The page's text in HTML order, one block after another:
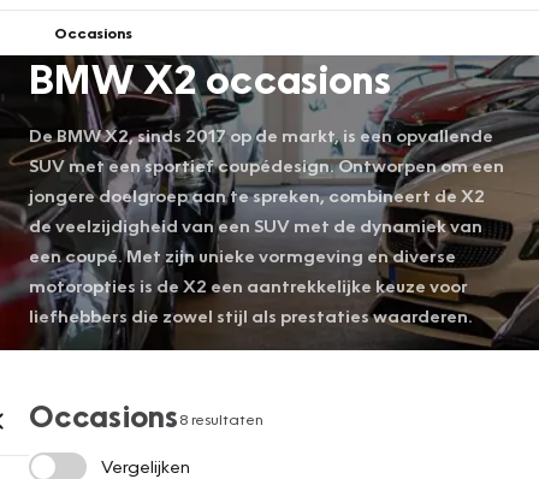
Occasions
BMW X2 occasions
De BMW X2, sinds 2017 op de markt, is een opvallende
SUV met een sportief coupédesign. Ontworpen om een
jongere doelgroep aan te spreken, combineert de X2
de veelzijdigheid van een SUV met de dynamiek van
een coupé. Met zijn unieke vormgeving en diverse
motoropties is de X2 een aantrekkelijke keuze voor
liefhebbers die zowel stijl als prestaties waarderen.
Occasions8 resultaten
Vergelijken